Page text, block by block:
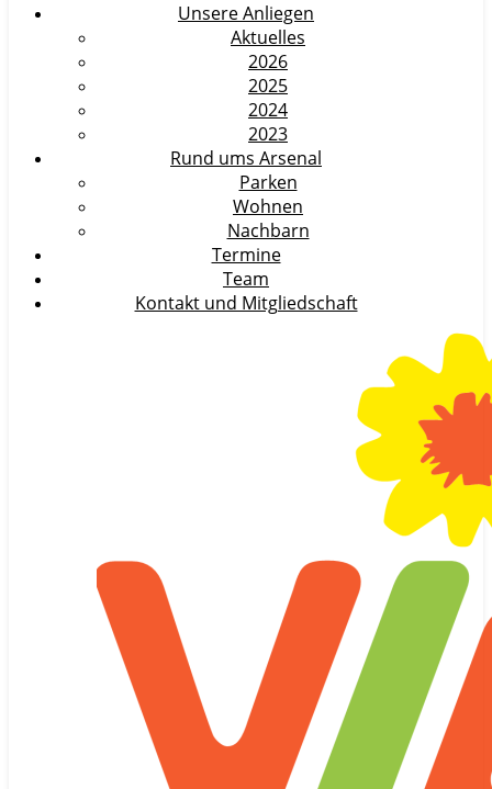
Unsere Anliegen
Aktuelles
2026
2025
2024
2023
Rund ums Arsenal
Parken
Wohnen
Nachbarn
Termine
Team
Kontakt und Mitgliedschaft